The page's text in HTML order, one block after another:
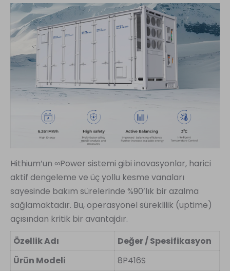
Hithium’un ∞Power sistemi gibi inovasyonlar, harici
aktif dengeleme ve üç yollu kesme vanaları
sayesinde bakım sürelerinde %90’lık bir azalma
sağlamaktadır. Bu, operasyonel süreklilik (uptime)
açısından kritik bir avantajdır.
Özellik Adı
Değer / Spesifikasyon
Ürün Modeli
8P416S